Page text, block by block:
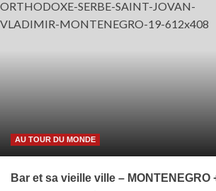
AU TOUR DU MONDE
Bar et sa vieille ville – MONTENEGRO